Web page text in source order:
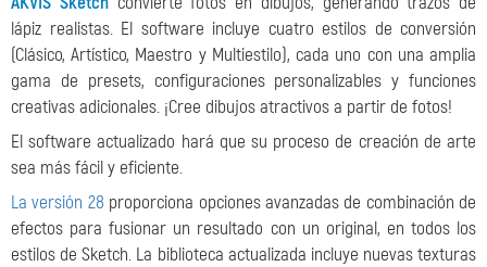
lápiz realistas. El software incluye cuatro estilos de conversión
(Clásico, Artístico, Maestro y Multiestilo), cada uno con una amplia
gama de presets, configuraciones personalizables y funciones
creativas adicionales. ¡Cree dibujos atractivos a partir de fotos!
El software actualizado hará que su proceso de creación de arte
sea más fácil y eficiente.
La versión 28 proporciona opciones avanzadas de combinación de
efectos para fusionar un resultado con un original, en todos los
estilos de Sketch. La biblioteca actualizada incluye nuevas texturas